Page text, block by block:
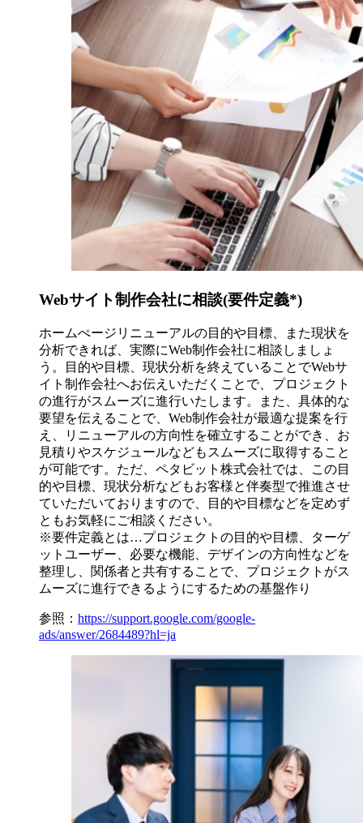
Webサイト制作会社に相談(要件定義*)
ホームぺージリニューアルの目的や目標、また現状を
分析できれば、実際にWeb制作会社に相談しましょ
う。目的や目標、現状分析を終えていることでWebサ
イト制作会社へお伝えいただくことで、プロジェクト
の進行がスムーズに進行いたします。また、具体的な
要望を伝えることで、Web制作会社が最適な提案を行
え、リニューアルの方向性を確立することができ、お
見積りやスケジュールなどもスムーズに取得すること
が可能です。ただ、ペタビット株式会社では、この目
的や目標、現状分析などもお客様と伴奏型で推進させ
ていただいておりますので、目的や目標などを定めず
ともお気軽にご相談ください。
※要件定義とは…プロジェクトの目的や目標、ターゲ
ットユーザー、必要な機能、デザインの方向性などを
整理し、関係者と共有することで、プロジェクトがス
ムーズに進行できるようにするための基盤作り
参照： https://support.google.com/google-
ads/answer/2684489?hl=ja